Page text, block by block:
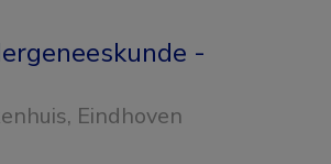
-
, Eindhoven